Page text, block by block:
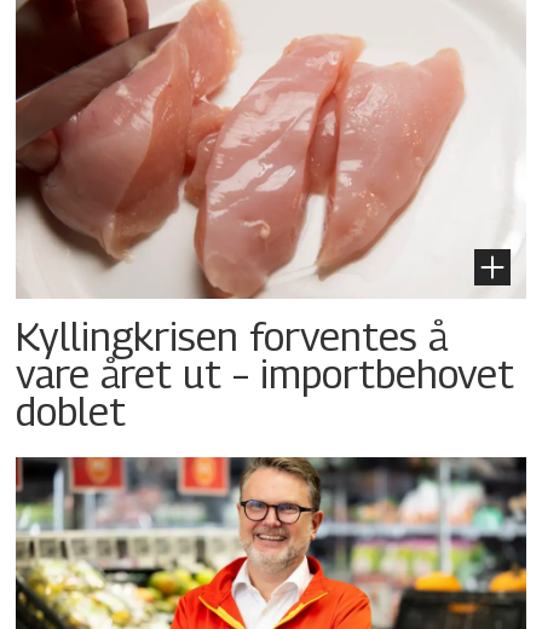
Kyllingkrisen forventes å
vare året ut – importbehovet
doblet